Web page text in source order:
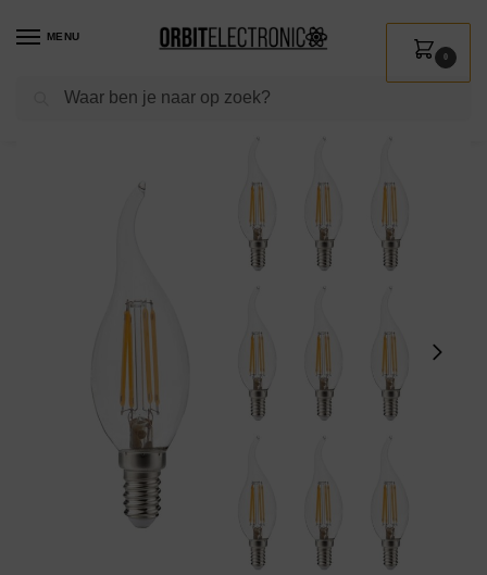
MENU
Zoeken
0
Shop / Verlichting / Lichtbronnen